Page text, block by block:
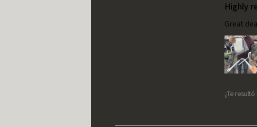
Highly
Great
¿Te